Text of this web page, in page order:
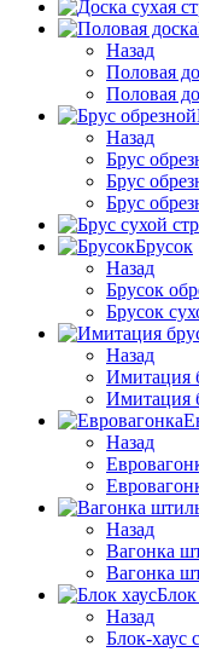
Назад
Половая
Половая
Назад
Брус
Брус
Брус
Брусок
Назад
Брусок
Брусок
Назад
Имитация
Имитация
Назад
Назад
Вагонка
Вагонка
Блок
Назад
Блок-хаус